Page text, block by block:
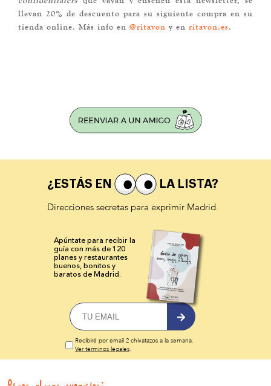
llevan 20% de descuento para su siguiente compra en su
tienda online. Más info en@ritavon y enritavon.es.
¿ESTÁS EN
LA LISTA?
Direcciones secretas para exprimir Madrid.
Apúntate para recibir la
guía con más de 120
planes y restaurantes
buenos, bonitos y
baratos de Madrid.
Recibiré por email 2 chivatazos a la semana.
Ver términos legales.